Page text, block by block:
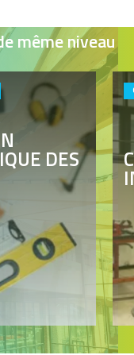
même niveau
DES